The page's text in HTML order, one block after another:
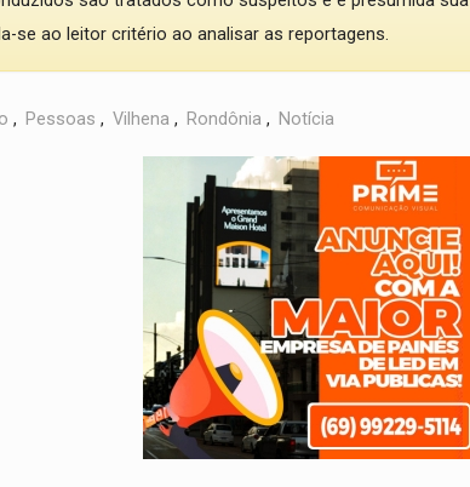
se ao leitor critério ao analisar as reportagens.
, Pessoas , Vilhena , Rondônia , Notícia